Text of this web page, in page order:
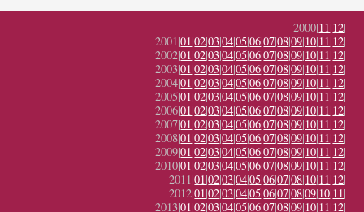
2000|11|12|
2001|01|02|03|04|05|06|07|08|09|10|11|12|
2002|01|02|03|04|05|06|07|08|09|10|11|12|
2003|01|02|03|04|05|06|07|08|09|10|11|12|
2004|01|02|03|04|05|06|07|08|09|10|11|12|
2005|01|02|03|04|05|06|07|08|09|10|11|12|
2006|01|02|03|04|05|06|07|08|09|10|11|12|
2007|01|02|03|04|05|06|07|08|09|10|11|12|
2008|01|02|03|04|05|06|07|08|09|10|11|12|
2009|01|02|03|04|05|06|07|08|09|10|11|12|
2010|01|02|03|04|05|06|07|08|09|10|11|12|
2011|01|02|03|04|05|06|07|08|10|11|12|
2012|01|02|03|04|05|06|07|08|09|10|11|
2013|01|02|03|04|05|06|07|08|09|10|11|12|